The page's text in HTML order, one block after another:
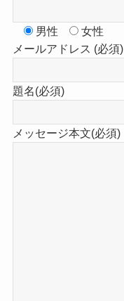
男性
女性
メールアドレス (必須)
題名(必須)
メッセージ本文(必須)